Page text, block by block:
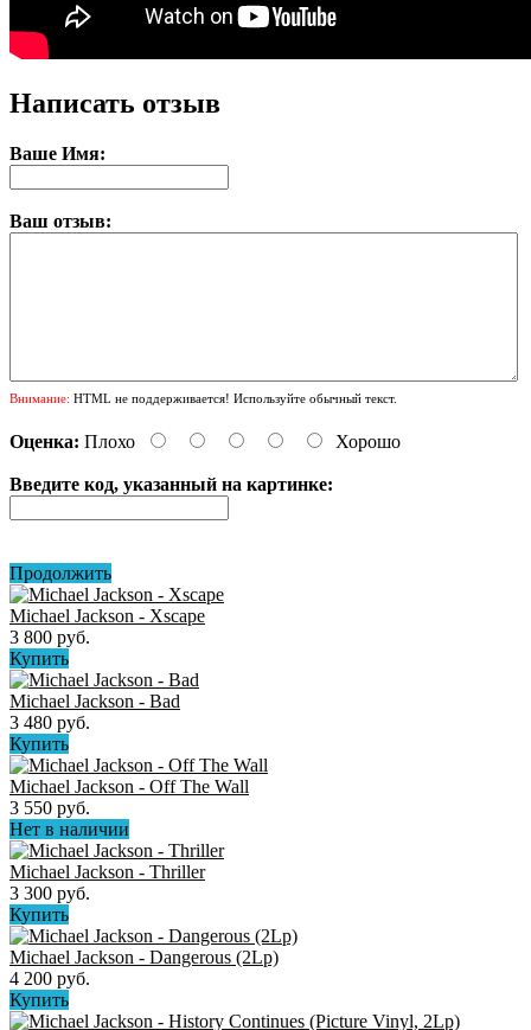
Написать отзыв
Ваше Имя:
Ваш отзыв:
Внимание: HTML не поддерживается! Используйте обычный текст.
Оценка: Плохо Хорошо
Введите код, указанный на картинке:
Продолжить
Michael Jackson - Xscape
3 800 руб.
Купить
Michael Jackson - Bad
3 480 руб.
Купить
Michael Jackson - Off The Wall
3 550 руб.
Нет в наличии
Michael Jackson - Thriller
3 300 руб.
Купить
Michael Jackson - Dangerous (2Lp)
4 200 руб.
Купить